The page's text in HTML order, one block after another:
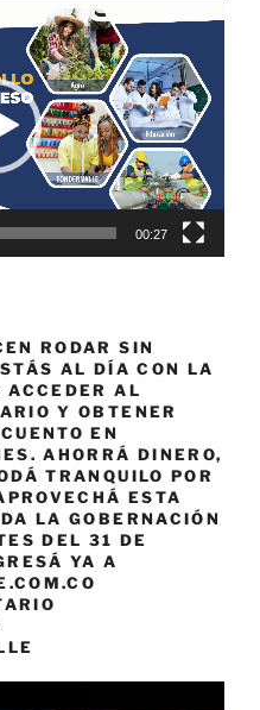
00:27
RODAR SIN
AL DÍA CON LA
AL
Y OBTENER
EN
AHORRÁ DINERO,
TRANQUILO POR
ESTA
LA GOBERNACIÓN
DEL 31 DE
YA A